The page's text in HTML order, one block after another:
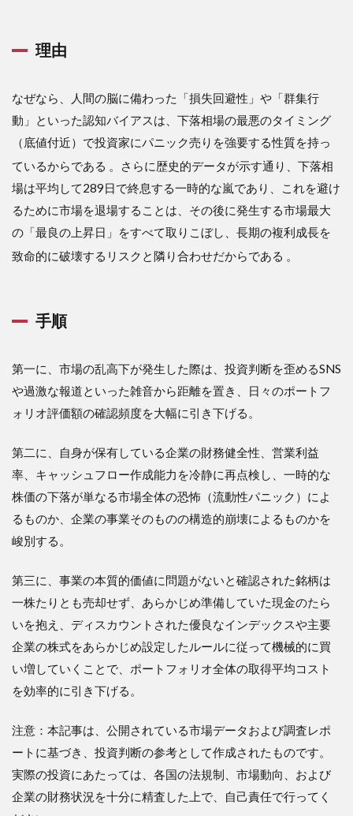
理由
なぜなら、人間の脳に備わった「損失回避性」や「群集行
動」といった認知バイアスは、下落相場の最悪のタイミング
（底値付近）で投資家にパニック売りを強要する性質を持っ
ているからである 。さらに歴史的データが示す通り、下落相
場は平均して289日で終息する一時的な嵐であり、これを避け
るために市場を退場することは、その後に発生する市場最大
の「最良の上昇日」をすべて取りこぼし、長期の複利成長を
致命的に破壊するリスクと隣り合わせだからである 。
手順
第一に、市場の乱高下が発生した際は、投資判断を歪めるSNS
や過激な報道といった雑音から距離を置き、日々のポートフ
ォリオ評価額の確認頻度を大幅に引き下げる。
第二に、自身が保有している企業の財務健全性、営業利益
率、キャッシュフロー作成能力を冷静に再点検し、一時的な
株価の下落が単なる市場全体の恐怖（流動性パニック）によ
るものか、企業の事業そのものの構造的崩壊によるものかを
峻別する。
第三に、事業の本質的価値に問題がないと確認された銘柄は
一株たりとも売却せず、あらかじめ準備していた現金のたら
いを抱え、ディスカウントされた優良なインデックスや主要
企業の株式をあらかじめ設定したルールに従って機械的に買
い増していくことで、ポートフォリオ全体の取得平均コスト
を効率的に引き下げる。
注意：本記事は、公開されている市場データおよび調査レポ
ートに基づき、投資判断の参考として作成されたものです。
実際の投資にあたっては、各国の法規制、市場動向、および
企業の財務状況を十分に精査した上で、自己責任で行ってく